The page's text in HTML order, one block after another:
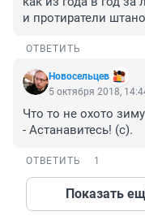
и протиратели
ОТВЕТИТЬ
Новосельцев
5 октября 2018,
Что то не охото
- Астанавитесь! (с).
ОТВЕТИТЬ 1
Показать